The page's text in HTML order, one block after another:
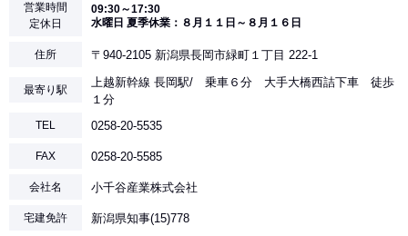
営業時間
定休日
09:30～17:30
水曜日 夏季休業：８月１１日～８月１６日
住所 〒940-2105 新潟県長岡市緑町１丁目 222-1
最寄り駅
上越新幹線 長岡駅/ 乗車６分 大手大橋西詰下車 徒歩
１分
TEL 0258-20-5535
FAX 0258-20-5585
会社名 小千谷産業株式会社
宅建免許 新潟県知事(15)778